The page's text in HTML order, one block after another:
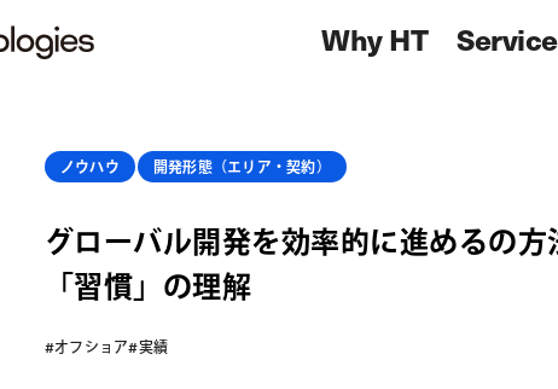
Why HT Service
ノウハウ 開発形態（エリア・契約）
グローバル開発を効率的に進めるの
「習慣」の理解
#オフショア#実績